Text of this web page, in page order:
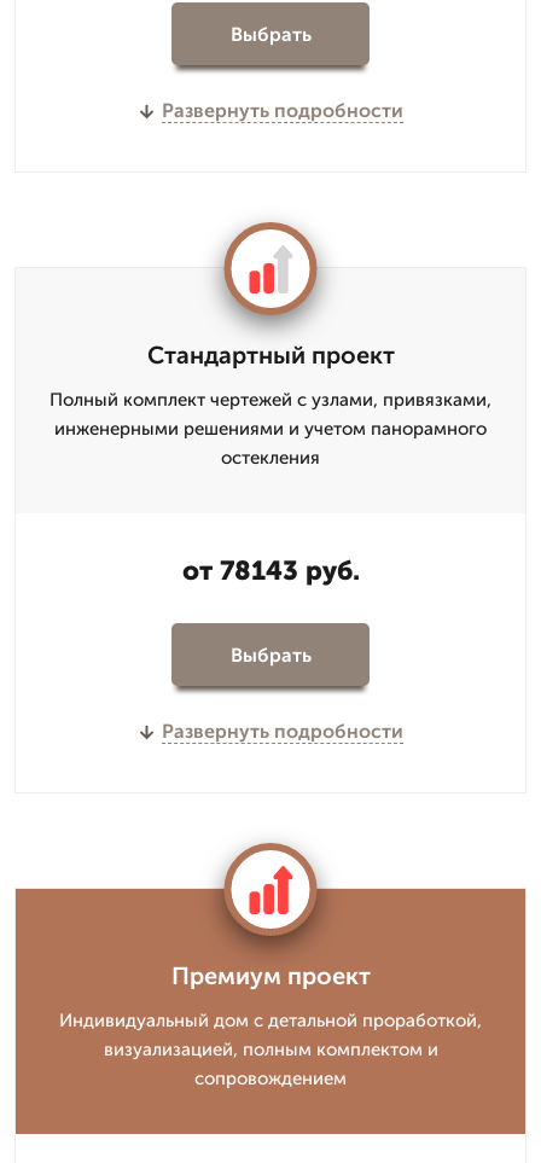
Выбрать
Развернуть подробности
Стандартный проект
Полный комплект чертежей с узлами, привязками,
инженерными решениями и учетом панорамного
остекления
от 78143 руб.
Выбрать
Развернуть подробности
Премиум проект
Индивидуальный дом с детальной проработкой,
визуализацией, полным комплектом и
сопровождением